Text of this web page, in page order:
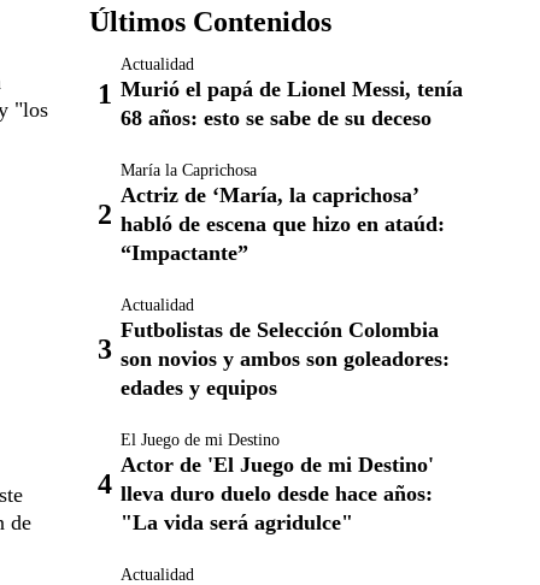
"los
de
Últimos Contenidos
Actualidad
Murió el papá de Lionel Messi, tenía
68 años: esto se sabe de su deceso
María la Caprichosa
Actriz de ‘María, la caprichosa’
habló de escena que hizo en ataúd:
“Impactante”
Actualidad
Futbolistas de Selección Colombia
son novios y ambos son goleadores:
edades y equipos
El Juego de mi Destino
Actor de 'El Juego de mi Destino'
lleva duro duelo desde hace años:
"La vida será agridulce"
Actualidad